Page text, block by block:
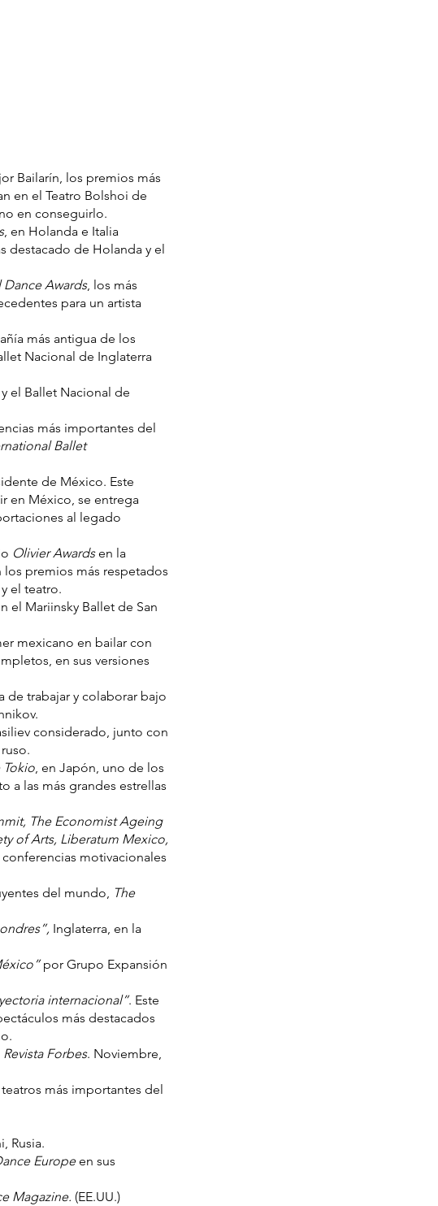
Bailarín, los premios más
en el Teatro Bolshoi de
en conseguirlo.
, en Holanda e Italia
destacado de Holanda y el
Awards, los más
para un artista
más antigua de los
Nacional de Inglaterra
el Ballet Nacional de
más importantes del
Ballet
de México. Este
en México, se entrega
al legado
Olivier Awardsen la
los premios más respetados
el teatro.
el Mariinsky Ballet de San
mexicano en bailar con
en sus versiones
de trabajar y colaborar bajo
considerado, junto con
Tokio, en Japón, uno de los
a las más grandes estrellas
The Economist Ageing
of Arts, Liberatum Mexico,
motivacionales
del mundo, The
Inglaterra, en la
por Grupo Expansión
internacional”. Este
más destacados
Revista Forbes. Noviembre,
más importantes del
Rusia.
Europeen sus
Magazine. (EE.UU.)